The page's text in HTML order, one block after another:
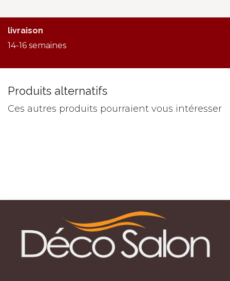
livraison
14-16 semaines
Produits alternatifs
Ces autres produits pourraient vous intéresser